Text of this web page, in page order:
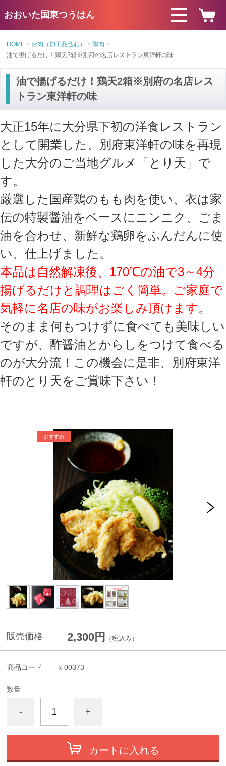
おおいた国東つうはん
HOME お肉（加工品含む）
鶏肉
油で揚げるだけ！鶏天2箱※別府の名店レストラン東洋軒の味
油で揚げるだけ！鶏天2箱※別府の名店レス
トラン東洋軒の味
大正15年に大分県下初の洋食レストラン
として開業した、別府東洋軒の味を再現
した大分のご当地グルメ「とり天」で
す。
厳選した国産鶏のもも肉を使い、衣は家
伝の特製醤油をベースにニンニク、ごま
油を合わせ、新鮮な鶏卵をふんだんに使
い、仕上げました。
本品は自然解凍後、170℃の油で3～4分
揚げるだけと調理はごく簡単。ご家庭で
気軽に名店の味がお楽しみ頂けます。
そのまま何もつけずに食べても美味しい
ですが、酢醤油とからしをつけて食べる
のが大分流！ この機会に是非、別府東洋
軒のとり天をご賞味下さい！
販売価格 2,300円 （税込み）
商品コード k-00373
数量
- +
カートに入れる